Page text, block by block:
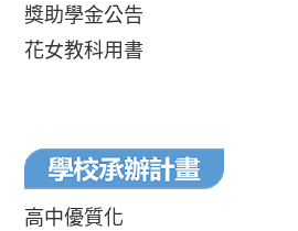
獎助學金公告
花女教科用書
高中優質化